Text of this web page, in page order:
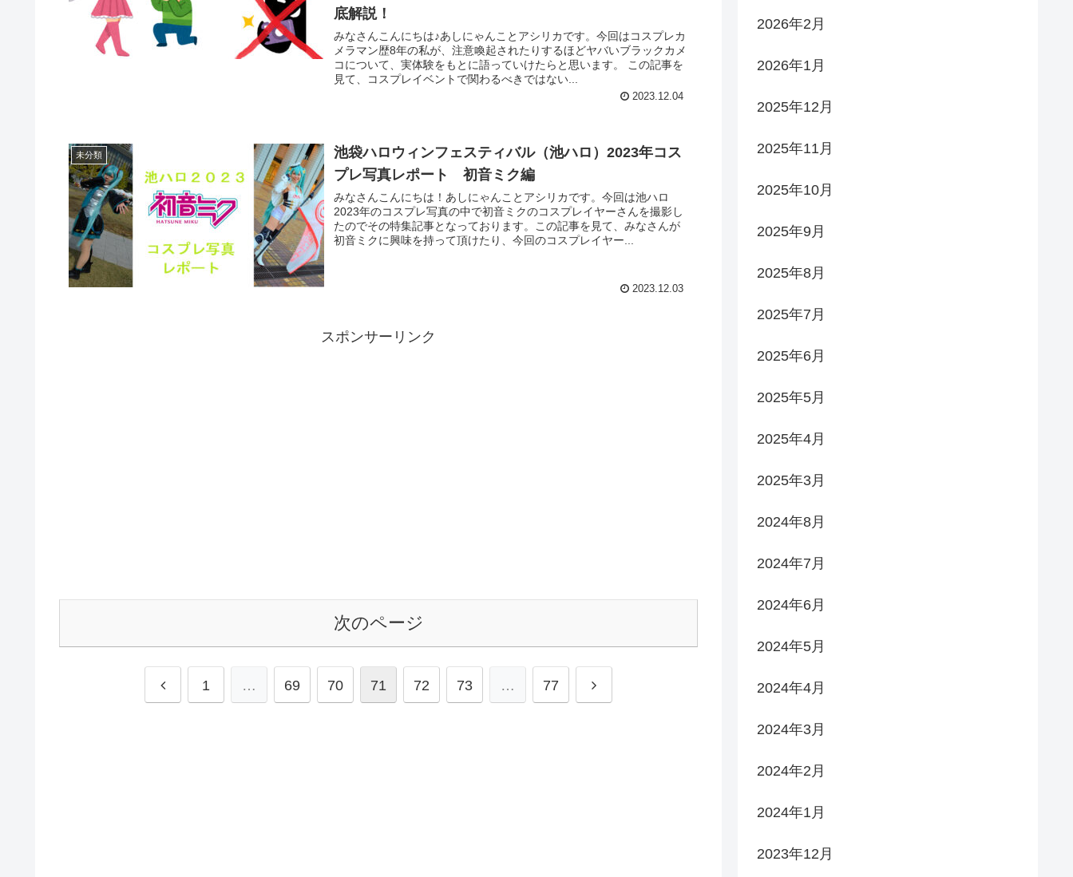
底解説！
みなさんこんにちは♪あしにゃんことアシリカです。今回はコスプレカ
メラマン歴8年の私が、注意喚起されたりするほどヤバいブラックカメ
コについて、実体験をもとに語っていけたらと思います。 この記事を
見て、コスプレイベントで関わるべきではない...
2023.12.04
未分類
池袋ハロウィンフェスティバル（池ハロ）2023年コス
プレ写真レポート 初音ミク編
みなさんこんにちは！あしにゃんことアシリカです。今回は池ハロ
2023年のコスプレ写真の中で初音ミクのコスプレイヤーさんを撮影し
たのでその特集記事となっております。この記事を見て、みなさんが
初音ミクに興味を持って頂けたり、今回のコスプレイヤー...
2023.12.03
スポンサーリンク
次のページ
1 … 69 70 71 72 73 … 77
2026年2月
2026年1月
2025年12月
2025年11月
2025年10月
2025年9月
2025年8月
2025年7月
2025年6月
2025年5月
2025年4月
2025年3月
2024年8月
2024年7月
2024年6月
2024年5月
2024年4月
2024年3月
2024年2月
2024年1月
2023年12月